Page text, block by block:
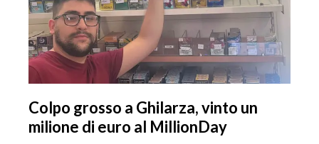
Colpo grosso a Ghilarza, vinto un
milione di euro al MillionDay